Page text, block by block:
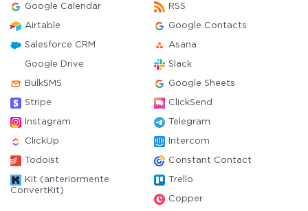
Google Calendar RSS
Airtable Google Contacts
Salesforce CRM Asana
Google Drive Slack
BulkSMS Google Sheets
Stripe ClickSend
Instagram Telegram
ClickUp Intercom
Todoist Constant Contact
Kit (anteriormente
ConvertKit)
Trello
Copper